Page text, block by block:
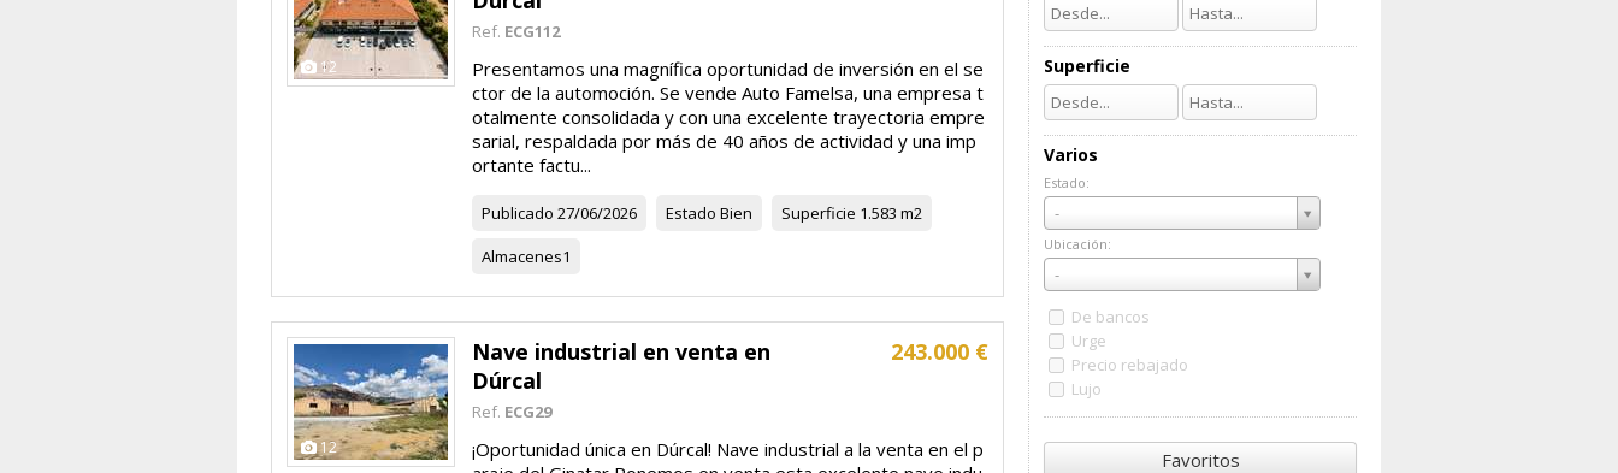
Superficie
Varios
Estado:
-
Estado:
Ubicación:
-
Ubicación:
De bancos
Urge
Precio rebajado
Lujo
Favoritos
12
Ref. ECG112
Presentamos una magnífica oportunidad de inversión en el se
ctor de la automoción. Se vende Auto Famelsa, una empresa t
otalmente consolidada y con una excelente trayectoria empre
sarial, respaldada por más de 40 años de actividad y una imp
ortante factu...
Publicado 27/06/2026 Estado Bien Superficie 1.583 m2
Almacenes1
12
243.000 €
Nave industrial en venta en
Dúrcal
Ref. ECG29
¡Oportunidad única en Dúrcal! Nave industrial a la venta en el p